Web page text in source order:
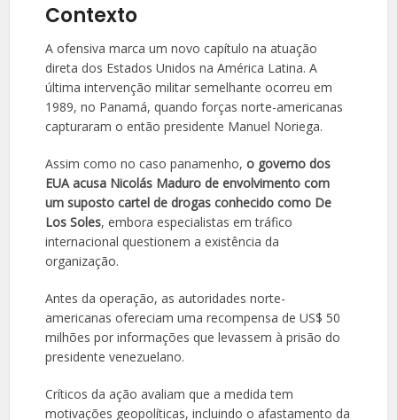
Contexto
A ofensiva marca um novo capítulo na atuação
direta dos Estados Unidos na América Latina. A
última intervenção militar semelhante ocorreu em
1989, no Panamá, quando forças norte-americanas
capturaram o então presidente Manuel Noriega.
Assim como no caso panamenho,o governo dos
EUA acusa Nicolás Maduro de envolvimento com
um suposto cartel de drogas conhecido como De
Los Soles, embora especialistas em tráfico
internacional questionem a existência da
organização.
Antes da operação, as autoridades norte-
americanas ofereciam uma recompensa de US$ 50
milhões por informações que levassem à prisão do
presidente venezuelano.
Críticos da ação avaliam que a medida tem
motivações geopolíticas, incluindo o afastamento da